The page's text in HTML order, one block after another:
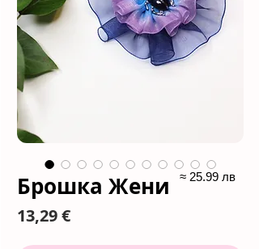
Брошка Жени
13,29 €Цена
≈ 25.99 лв